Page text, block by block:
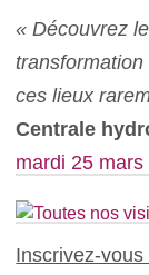
« Découvrez
ces lieux
Centrale
mardi 25
Inscrivez-vous